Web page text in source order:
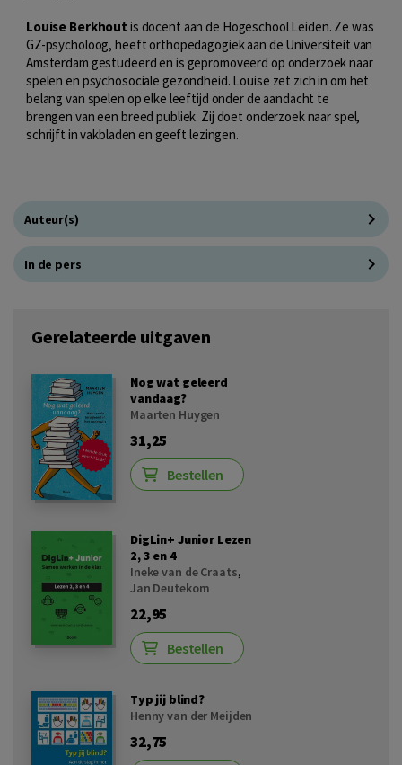
Louise Berkhout is docent aan de Hogeschool Leiden. Ze was
GZ-psycholoog, heeft orthopedagogiek aan de Universiteit van
Amsterdam gestudeerd en is gepromoveerd op onderzoek naar
spelen en psychosociale gezondheid. Louise zet zich in om het
belang van spelen op elke leeftijd onder de aandacht te
brengen van een breed publiek. Zij doet onderzoek naar spel,
schrijft in vakbladen en geeft lezingen.
Auteur(s)
In de pers
Gerelateerde uitgaven
Nog wat geleerd
vandaag?
Maarten Huygen
31,25
Bestellen
DigLin+ Junior Lezen
2, 3 en 4
Ineke van de Craats,
Jan Deutekom
22,95
Bestellen
Typ jij blind?
Henny van der Meijden
32,75